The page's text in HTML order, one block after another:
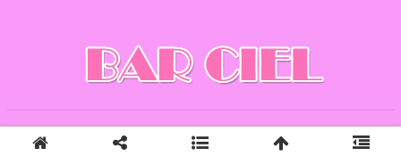
Copyright © 2014 CIEL All Rights Reserved.